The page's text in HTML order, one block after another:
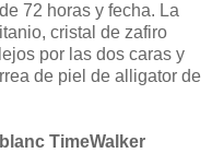
72 horas y fecha. La
cristal de zafiro
por las dos caras y
de piel de alligator de
TimeWalker